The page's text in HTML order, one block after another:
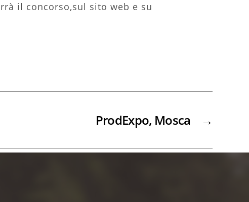
il concorso,sul sito web e su
→
ProdExpo, Mosca